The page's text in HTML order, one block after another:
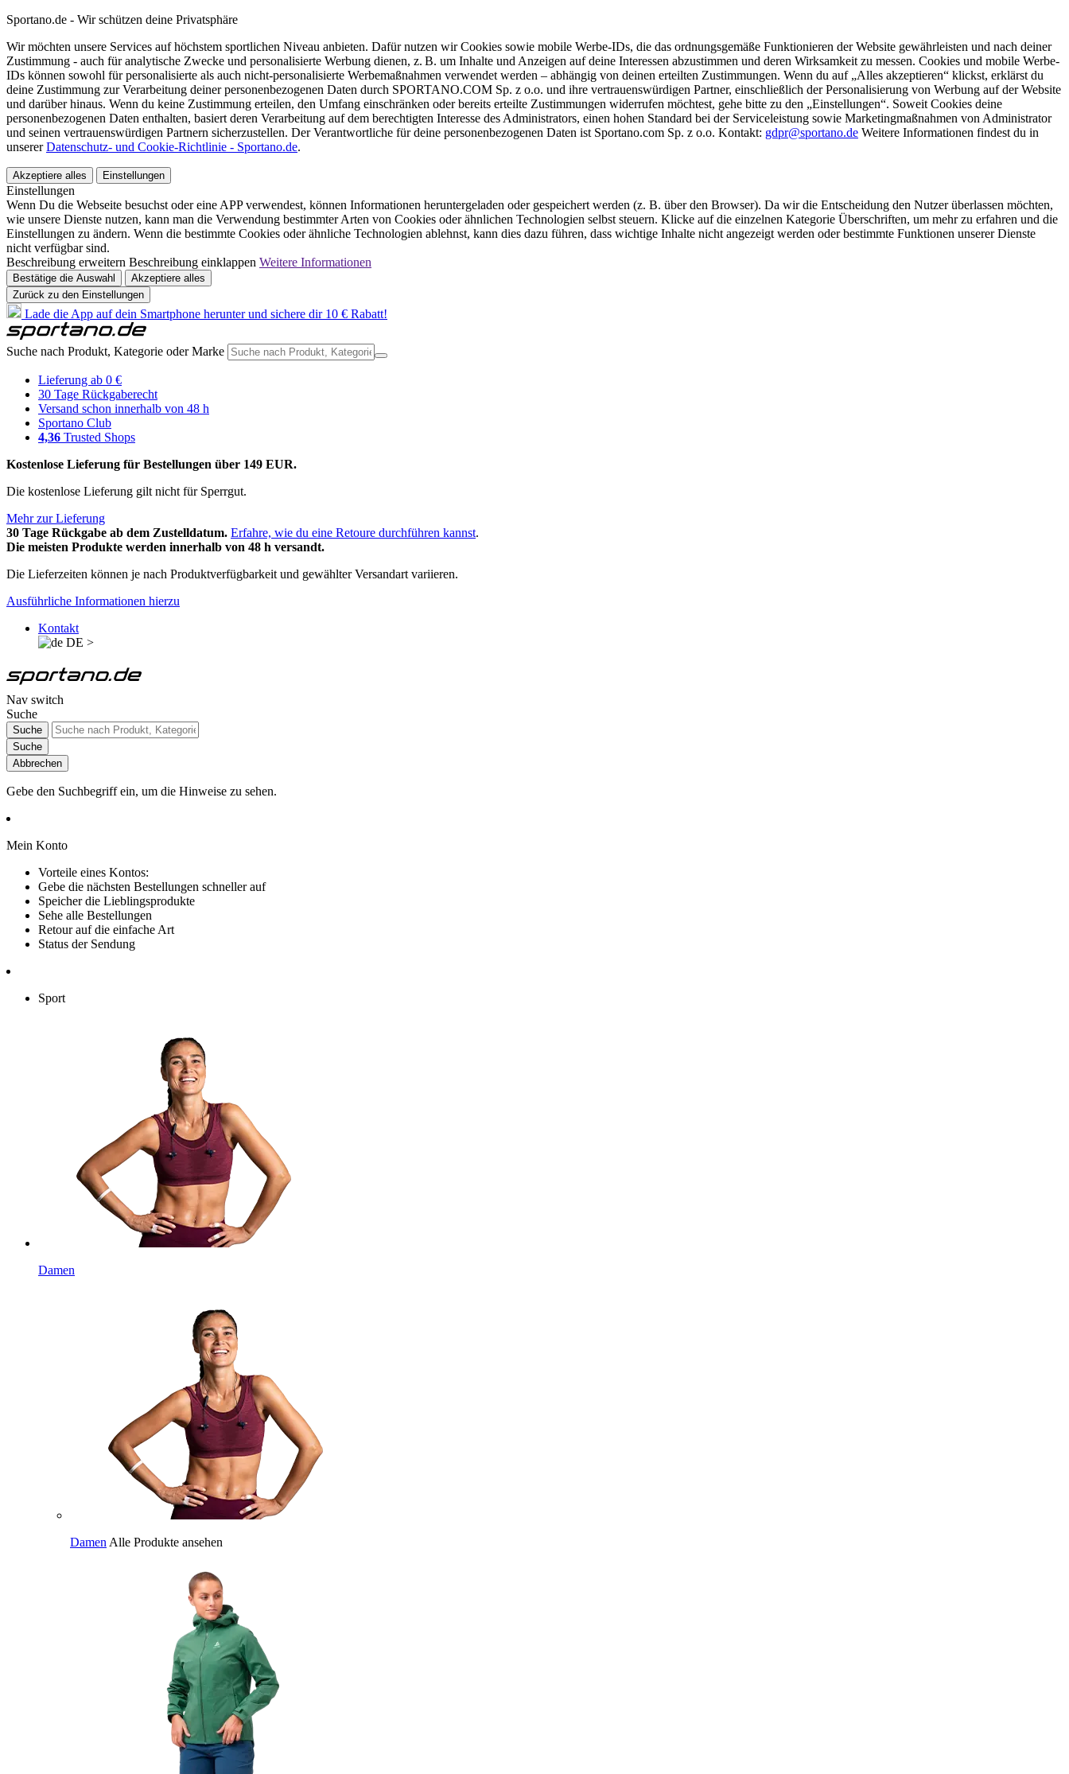
Sportano.de - Wir schützen deine Privatsphäre
Wir möchten unsere Services auf höchstem sportlichen Niveau anbieten. Dafür nutzen wir Cookies sowie mobile Werbe-IDs, die das ordnungsgemäße Funktionieren der Website gewährleisten und nach deiner
Zustimmung - auch für analytische Zwecke und personalisierte Werbung dienen, z. B. um Inhalte und Anzeigen auf deine Interessen abzustimmen und deren Wirksamkeit zu messen. Cookies und mobile Werbe-
IDs können sowohl für personalisierte als auch nicht-personalisierte Werbemaßnahmen verwendet werden – abhängig von deinen erteilten Zustimmungen. Wenn du auf „Alles akzeptieren“ klickst, erklärst du
deine Zustimmung zur Verarbeitung deiner personenbezogenen Daten durch SPORTANO.COM Sp. z o.o. und ihre vertrauenswürdigen Partner, einschließlich der Personalisierung von Werbung auf der Website
und darüber hinaus. Wenn du keine Zustimmung erteilen, den Umfang einschränken oder bereits erteilte Zustimmungen widerrufen möchtest, gehe bitte zu den „Einstellungen“. Soweit Cookies deine
personenbezogenen Daten enthalten, basiert deren Verarbeitung auf dem berechtigten Interesse des Administrators, einen hohen Standard bei der Serviceleistung sowie Marketingmaßnahmen von Administrator
und seinen vertrauenswürdigen Partnern sicherzustellen. Der Verantwortliche für deine personenbezogenen Daten ist Sportano.com Sp. z o.o. Kontakt: gdpr@sportano.de Weitere Informationen findest du in
unsererDatenschutz- und Cookie-Richtlinie - Sportano.de.
Akzeptiere alles Einstellungen
Einstellungen
Wenn Du die Webseite besuchst oder eine APP verwendest, können Informationen heruntergeladen oder gespeichert werden (z. B. über den Browser). Da wir die Entscheidung den Nutzer überlassen möchten,
wie unsere Dienste nutzen, kann man die Verwendung bestimmter Arten von Cookies oder ähnlichen Technologien selbst steuern. Klicke auf die einzelnen Kategorie Überschriften, um mehr zu erfahren und die
Einstellungen zu ändern. Wenn die bestimmte Cookies oder ähnliche Technologien ablehnst, kann dies dazu führen, dass wichtige Inhalte nicht angezeigt werden oder bestimmte Funktionen unserer Dienste
nicht verfügbar sind.
Beschreibung erweitern Beschreibung einklappen Weitere Informationen
Bestätige die Auswahl
Akzeptiere alles
Zurück zu den Einstellungen
Lade die App auf dein Smartphone herunter und sichere dir 10 € Rabatt!
Suche nach Produkt, Kategorie oder Marke
Lieferung ab 0 €
30 Tage Rückgaberecht
Versand schon innerhalb von 48 h
Sportano Club
4,36 Trusted Shops
Kostenlose Lieferung für Bestellungen über 149 EUR.
Die kostenlose Lieferung gilt nicht für Sperrgut.
Mehr zur Lieferung
30 Tage Rückgabe ab dem Zustelldatum. Erfahre, wie du eine Retoure durchführen kannst.
Die meisten Produkte werden innerhalb von 48 h versandt.
Die Lieferzeiten können je nach Produktverfügbarkeit und gewählter Versandart variieren.
Ausführliche Informationen hierzu
Kontakt
DE >
Nav switch
Suche
Suche
Suche
Abbrechen
Gebe den Suchbegriff ein, um die Hinweise zu sehen.
Mein Konto
Vorteile eines Kontos:
Gebe die nächsten Bestellungen schneller auf
Speicher die Lieblingsprodukte
Sehe alle Bestellungen
Retour auf die einfache Art
Status der Sendung
Sport
Damen
Damen Alle Produkte ansehen